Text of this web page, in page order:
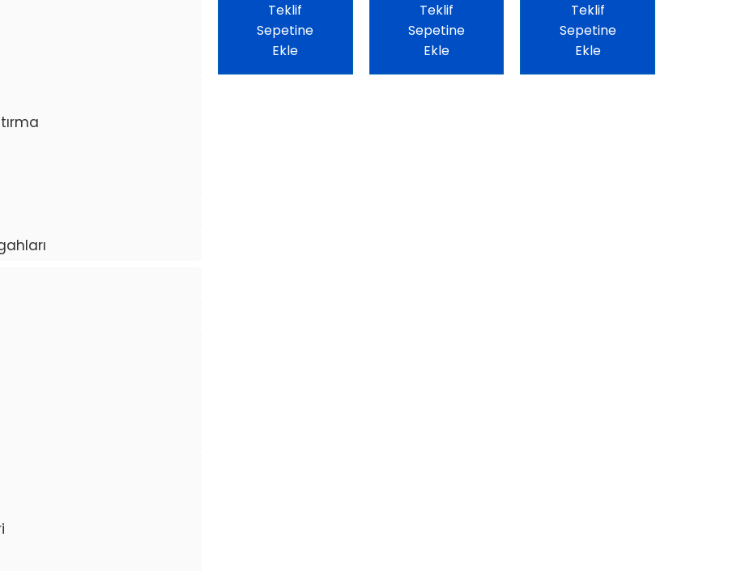
Teklif
Sepetine
Ekle
Teklif
Sepetine
Ekle
Teklif
Sepetine
Ekle